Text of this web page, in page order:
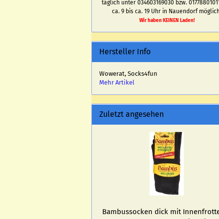
täglich unter 034603169030 bzw.
ca. 9 bis ca. 19 Uhr in Nauendorf
Wir haben KEINEN Laden!
Hersteller Info
Wowerat, Socks4fun
Mehr Artikel
Zuletzt angesehen
Bam­bus­so­cken dick mit